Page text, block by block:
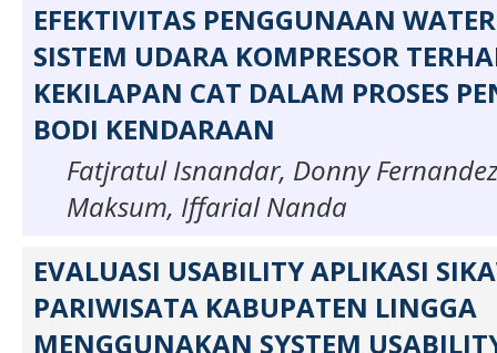
EFEKTIVITAS PENGGUNAAN
SISTEM UDARA KOMPRESOR
KEKILAPAN CAT DALAM PROSES
BODI KENDARAAN
Fatjratul Isnandar, Donny
Maksum, Iffarial Nanda
EVALUASI USABILITY APLIKASI
PARIWISATA KABUPATEN LINGGA
MENGGUNAKAN SYSTEM